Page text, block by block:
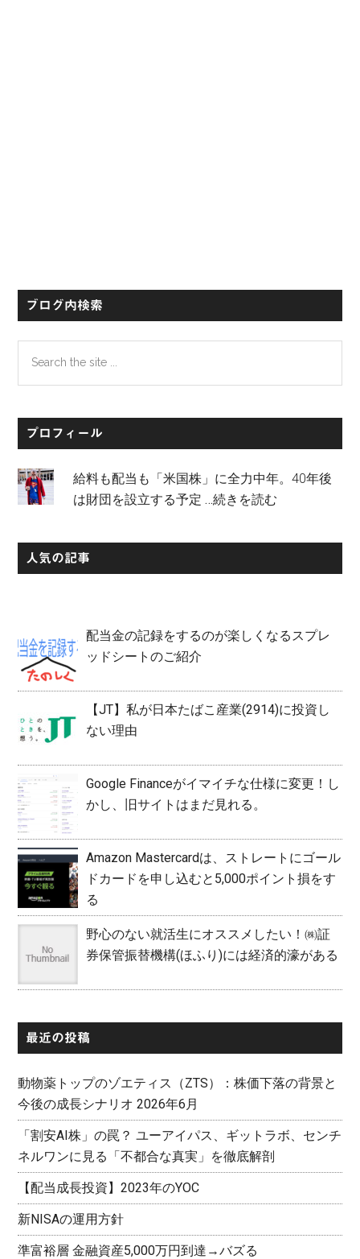
ブログ内検索
the
プロフィール
給料も配当も「米国株」に全力中年。40年後
は財団を設立する予定…続きを読む
人気の記事
配当金の記録をするのが楽しくなるスプレ
ッドシートのご紹介
【JT】私が日本たばこ産業(2914)に投資し
ない理由
Google Financeがイマイチな仕様に変更！し
かし、旧サイトはまだ見れる。
Amazon Mastercardは、ストレートにゴール
ドカードを申し込むと5,000ポイント損をす
る
野心のない就活生にオススメしたい！㈱証
券保管振替機構(ほふり)には経済的濠がある
最近の投稿
動物薬トップのゾエティス（ZTS）：株価下落の背景と
今後の成長シナリオ 2026年6月
「割安AI株」の罠？ ユーアイパス、ギットラボ、センチ
ネルワンに見る「不都合な真実」を徹底解剖
【配当成長投資】2023年のYOC
新NISAの運用方針
準富裕層 金融資産5,000万円到達→バズる